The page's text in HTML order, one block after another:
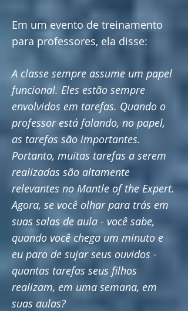
Em um evento de treinamento
para professores, ela disse:
A classe sempre assume um papel
funcional. Eles estão sempre
envolvidos em tarefas. Quando o
professor está falando, no papel,
as tarefas são importantes.
Portanto, muitas tarefas a serem
realizadas são altamente
relevantes no Mantle of the Expert.
Agora, se você olhar para trás em
suas salas de aula - você sabe,
quando você chega um minuto e
eu paro de sujar seus ouvidos -
quantas tarefas seus filhos
realizam, em uma semana, em
suas aulas?